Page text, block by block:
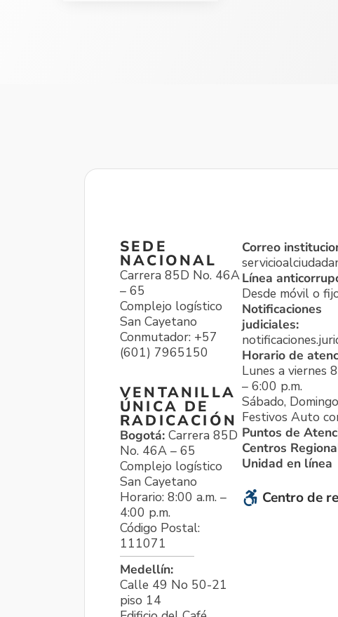
SEDE
NACIONAL
Carrera 85D No. 46A
– 65
Complejo logístico
San Cayetano
Conmutador: +57
(601) 7965150
VENTANILLA
ÚNICA DE
RADICACIÓN
Bogotá: Carrera 85D
No. 46A – 65
Complejo logístico
San Cayetano
Horario: 8:00 a.m. –
4:00 p.m.
Código Postal:
111071
Medellín:
Calle 49 No 50-21
piso 14
Correo
Línea
Desde móvil o
Notificaciones
judiciales:
Horario de
Lunes a viernes
– 6:00 p.m.
Sábado,
Festivos Auto
Puntos de
Centros
Unidad en línea
Centro de